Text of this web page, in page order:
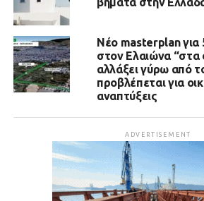
Νέο masterplan για
στον Ελαιώνα “στα
αλλάξει γύρω από
προβλέπεται για
αναπτύξεις
ADVERTISEMENT